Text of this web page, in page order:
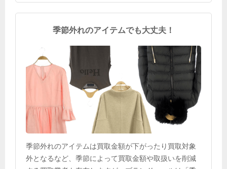
季節外れのアイテムでも大丈夫！
季節外れのアイテムは買取金額が下がったり買取対象
外となるなど、季節によって買取金額や取扱いを削減